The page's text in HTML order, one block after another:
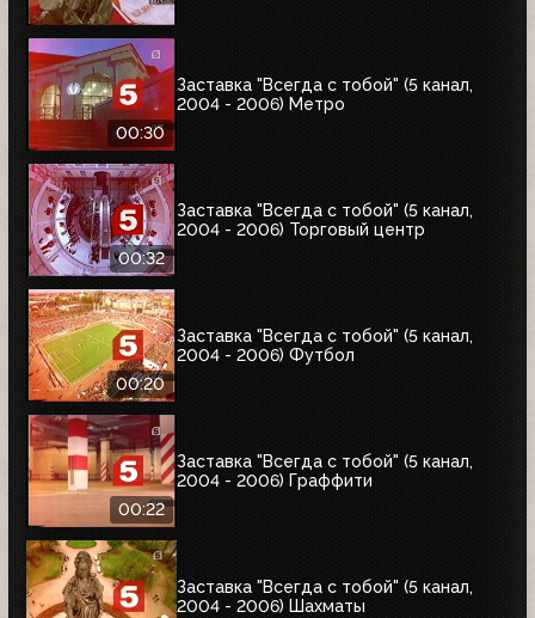
00:30
Заставка "Всегда с тобой" (5 канал,
2004 - 2006) Метро
00:32
Заставка "Всегда с тобой" (5 канал,
2004 - 2006) Торговый центр
00:20
Заставка "Всегда с тобой" (5 канал,
2004 - 2006) Футбол
00:22
Заставка "Всегда с тобой" (5 канал,
2004 - 2006) Граффити
Заставка "Всегда с тобой" (5 канал,
2004 - 2006) Шахматы